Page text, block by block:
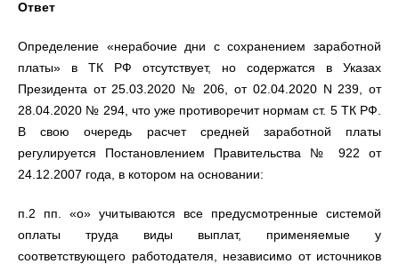
Ответ
Определение «нерабочие дни с сохранением заработной
платы» в ТК РФ отсутствует, но содержатся в Указах
Президента от 25.03.2020 № 206, от 02.04.2020 N 239, от
28.04.2020 № 294, что уже противоречит нормам ст. 5 ТК РФ.
В свою очередь расчет средней заработной платы
регулируется Постановлением Правительства № 922 от
24.12.2007 года, в котором на основании:
п.2 пп. «о» учитываются все предусмотренные системой
оплаты труда виды выплат, применяемые у
соответствующего работодателя, независимо от источников